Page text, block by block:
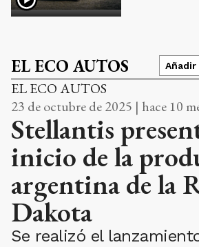
EL ECO AUTOS
EL ECO AUTOS
23 de octubre de 2025 | hace 10
Stellantis
inicio de la
argentina de la
Dakota
Se realizó el